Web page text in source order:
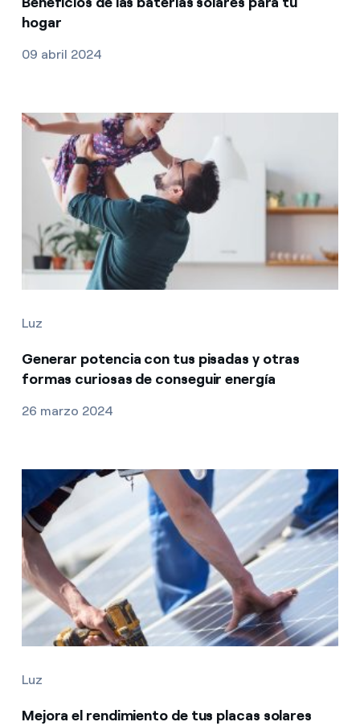
hogar
09 abril 2024
Luz
Generar potencia con tus pisadas y otras
formas curiosas de conseguir energía
26 marzo 2024
Luz
Mejora el rendimiento de tus placas solares